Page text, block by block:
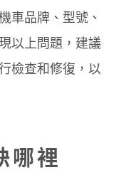
車品牌、型號、
以上問題，建議
檢查和修復，以
哪裡